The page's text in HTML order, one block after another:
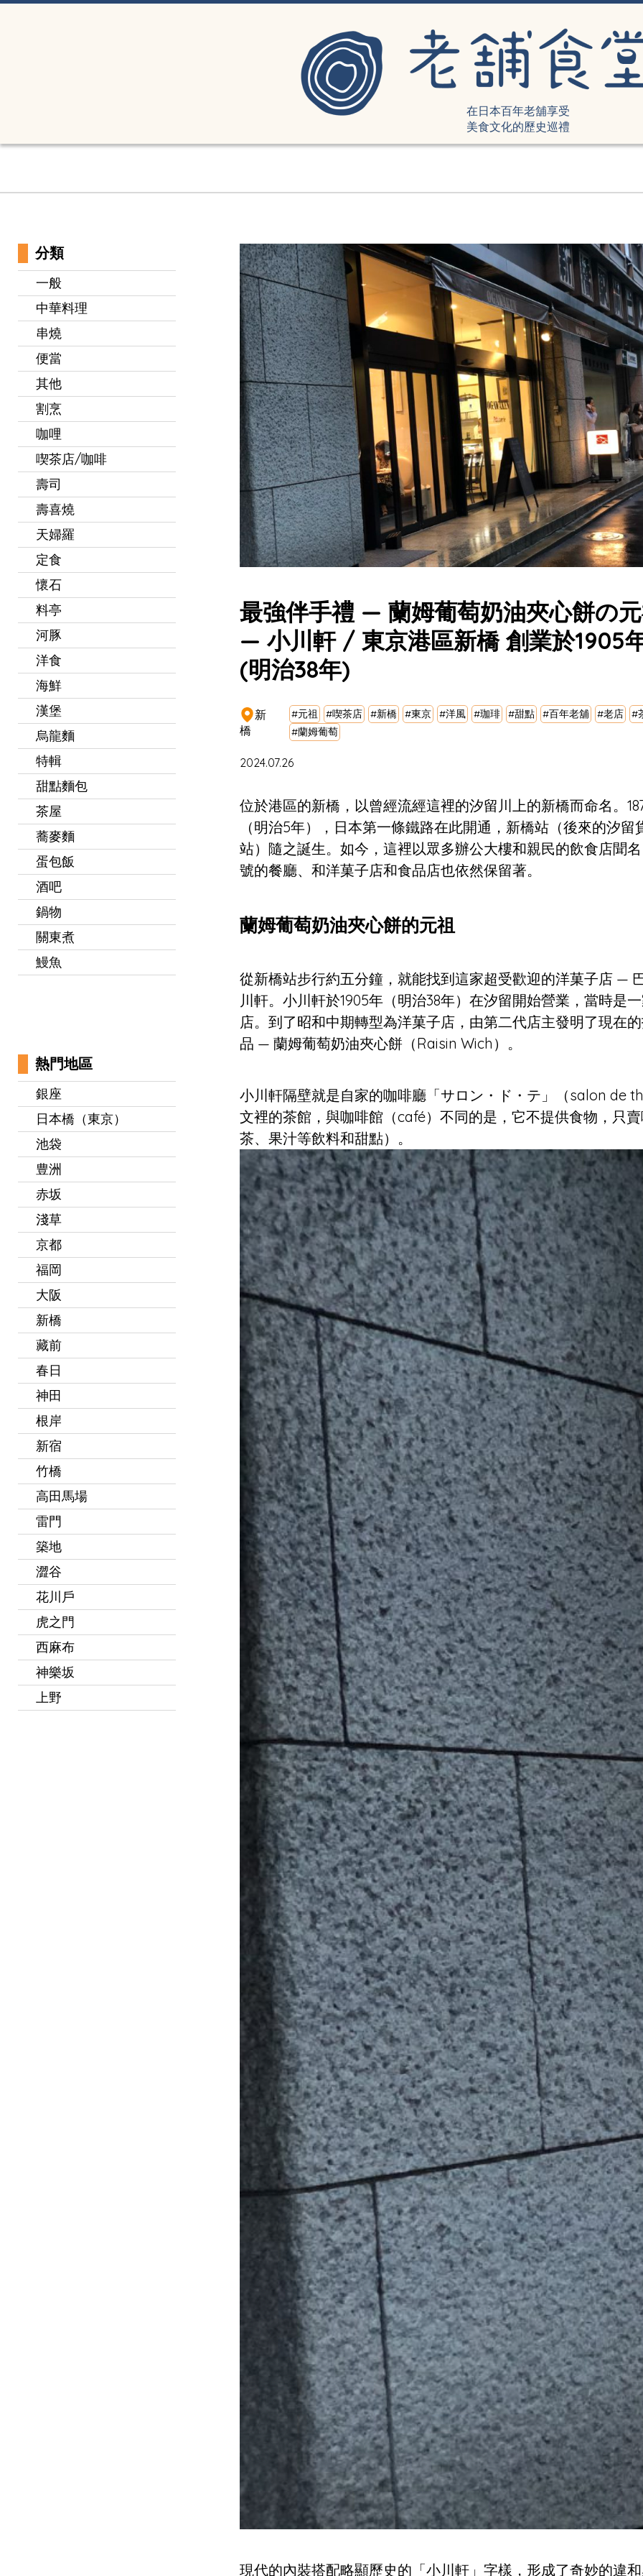
在日本百年老舖享受
美食文化的歷史巡禮
分類
一般
中華料理
串燒
便當
其他
割烹
咖哩
喫茶店/咖啡
壽司
壽喜燒
天婦羅
定食
懷石
料亭
河豚
洋食
海鮮
漢堡
烏龍麵
特輯
甜點麵包
茶屋
蕎麥麵
蛋包飯
酒吧
鍋物
關東煮
鰻魚
熱門地區
銀座
日本橋（東京）
池袋
豊洲
赤坂
淺草
京都
福岡
大阪
新橋
藏前
春日
神田
根岸
新宿
竹橋
高田馬場
雷門
築地
澀谷
花川戶
虎之門
西麻布
神樂坂
上野
最強伴手禮 — 蘭姆葡萄奶油夾心餅の
— 小川軒 / 東京港區新橋 創業於1905
(明治38年)
新
橋
#元祖 #喫茶店 #新橋 #東京 #洋風 #珈琲 #甜點 #百年老舖 #老店
#
#蘭姆葡萄
2024.07.26
位於港區的新橋，以曾經流經這裡的汐留川上的新橋而命名。
（明治5年），日本第一條鐵路在此開通，新橋站（後來的汐留
站）隨之誕生。如今，這裡以眾多辦公大樓和親民的飲食店聞
號的餐廳、和洋菓子店和食品店也依然保留著。
蘭姆葡萄奶油夾心餅的元祖
從新橋站步行約五分鐘，就能找到這家超受歡迎的洋菓子店 —
川軒。小川軒於1905年（明治38年）在汐留開始營業，當時是
店。到了昭和中期轉型為洋菓子店，由第二代店主發明了現在
品 — 蘭姆葡萄奶油夾心餅（Raisin Wich）。
小川軒隔壁就是自家的咖啡廳「サロン・ド・テ」（salon de
文裡的茶館，與咖啡館（café）不同的是，它不提供食物，只
茶、果汁等飲料和甜點）。
現代的內裝搭配略顯歷史的「小川軒」字樣，形成了奇妙的違